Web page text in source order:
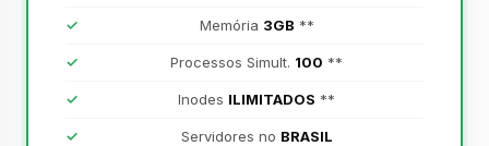
Memória 3GB **
Processos Simult. 100 **
Inodes ILIMITADOS **
Servidores no BRASIL